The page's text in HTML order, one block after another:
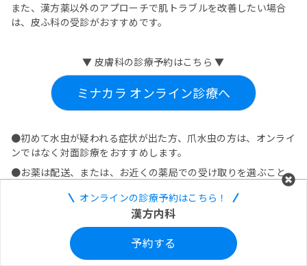
また、漢方薬以外のアプローチで肌トラブルを改善したい場合
は、皮ふ科の受診がおすすめです。
▼ 皮膚科の診療予約はこちら ▼
ミナカラ オンライン診療へ
●初めて水虫が疑われる症状が出た方、爪水虫の方は、オンライ
ンではなく対面診療をおすすめします。
●お薬は配送、または、お近くの薬局での受け取りを選ぶこと
●診察の結果、医師の判断により希望のお薬が処方されないこ
●オンライン診療についてのお問い合わせはこちら：
https://minacolor.com/contact?myprescription=true
オンラインの診療予約はこちら！
漢方内科
予約する